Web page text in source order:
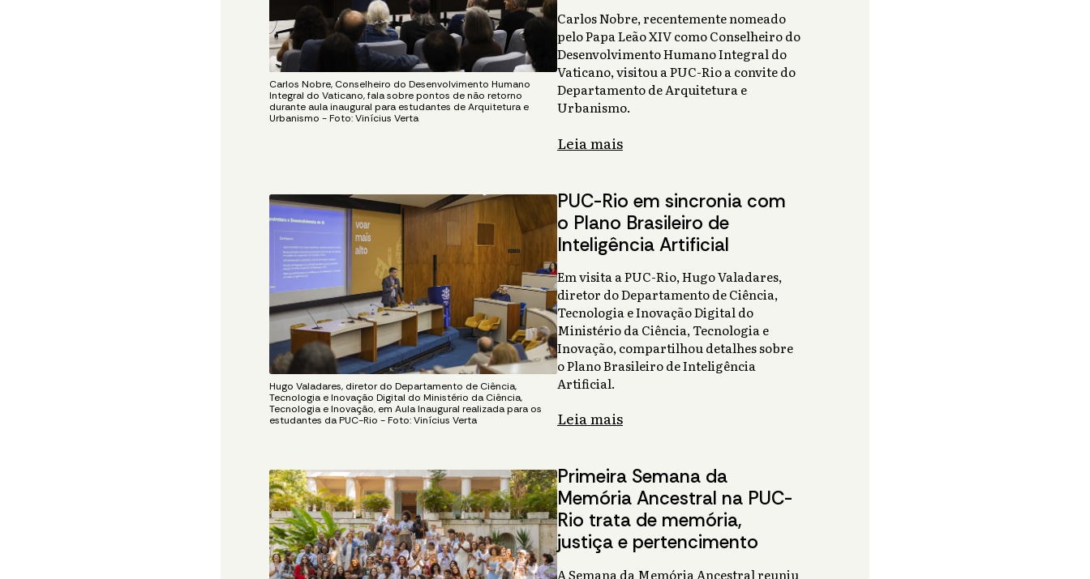
Carlos Nobre, Conselheiro do Desenvolvimento Humano
Integral do Vaticano, fala sobre pontos de não retorno
durante aula inaugural para estudantes de Arquitetura e
Urbanismo - Foto: Vinícius Verta
Carlos Nobre, recentemente nomeado
pelo Papa Leão XIV como Conselheiro do
Desenvolvimento Humano Integral do
Vaticano, visitou a PUC-Rio a convite do
Departamento de Arquitetura e
Urbanismo.
Leia mais
Hugo Valadares, diretor do Departamento de Ciência,
Tecnologia e Inovação Digital do Ministério da Ciência,
Tecnologia e Inovação, em Aula Inaugural realizada para os
estudantes da PUC-Rio - Foto: Vinícius Verta
PUC-Rio em sincronia com
o Plano Brasileiro de
Inteligência Artificial
Em visita a PUC-Rio, Hugo Valadares,
diretor do Departamento de Ciência,
Tecnologia e Inovação Digital do
Ministério da Ciência, Tecnologia e
Inovação, compartilhou detalhes sobre
o Plano Brasileiro de Inteligência
Artificial.
Leia mais
Primeira Semana da
Memória Ancestral na PUC-
Rio trata de memória,
justiça e pertencimento
A Semana da Memória Ancestral reuniu